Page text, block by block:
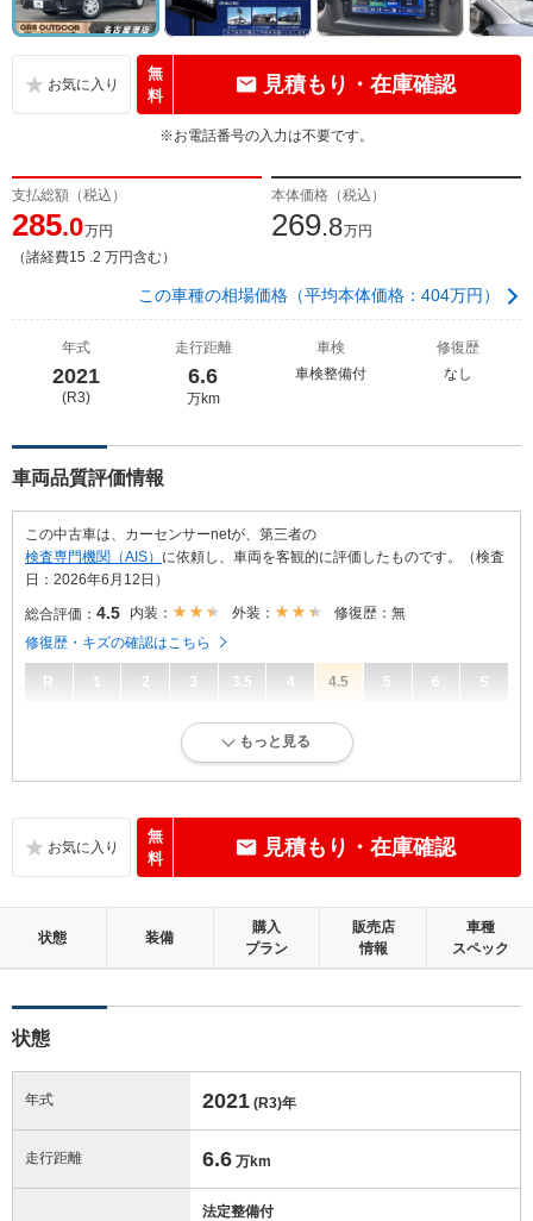
無
料
見積もり・在庫確認
※お電話番号の入力は不要です。
支払総額（税込）
285.0万円
（諸経費15 .2 万円含む）
本体価格（税込）
269.8万円
この車種の相場価格（平均本体価格：404万円）
年式
2021
(R3)
走行距離
6.6
万km
車検
車検整備付
修復歴
なし
車両品質評価情報
この中古車は、カーセンサーnetが、第三者の
検査専門機関（AIS） に依頼し、車両を客観的に評価したものです。（検査
日：2026年6月12日）
総合評価： 4.5 内装： 外装：
修復歴：無
修復歴・キズの確認はこちら
R 1 2 3 3.5 4 4.5 5 6 S
内外装に目立たない軽微なキズ、ヘコミが少し認められますが、良好な
目立たない軽微なダメージはありますが、良好な状態です。
外装：
キズ、ヘコミなどが少なく、あっても目立たない、良好な状態です。
もっと見る
無
料
見積もり・在庫確認
状態 装備
購入
プラン
販売店
情報
車種
スペック
状態
年式 2021 (R3)年
走行距離 6.6 万km
法定整備付